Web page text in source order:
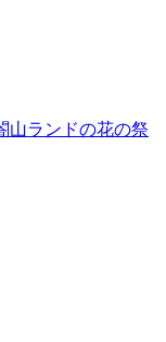
山ランドの花の祭